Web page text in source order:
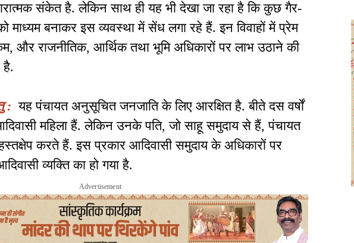
संकेत है. लेकिन साथ ही यह भी देखा जा रहा है कि कुछ गैर-
माध्यम बनाकर इस व्यवस्था में सेंध लगा रहे हैं. इन विवाहों में प्रेम
और राजनीतिक, आर्थिक तथा भूमि अधिकारों पर लाभ उठाने की
है.
: यह पंचायत अनुसूचित जनजाति के लिए आरक्षित है. बीते दस वर्षों
महिला हैं. लेकिन उनके पति, जो साहू समुदाय से हैं, पंचायत
हस्तक्षेप करते हैं. इस प्रकार आदिवासी समुदाय के अधिकारों पर
व्यक्ति का हो गया है.
Advertisement